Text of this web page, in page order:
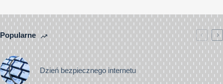
Popularne
Dzień bezpiecznego internetu